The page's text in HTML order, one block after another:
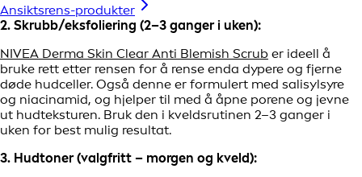
Ansiktsrens-produkter
2. Skrubb/eksfoliering (2–3 ganger i uken):
NIVEA Derma Skin Clear Anti Blemish Scrub er ideell å
bruke rett etter rensen for å rense enda dypere og fjerne
døde hudceller. Også denne er formulert med salisylsyre
og niacinamid, og hjelper til med å åpne porene og jevne
ut hudteksturen. Bruk den i kveldsrutinen 2–3 ganger i
uken for best mulig resultat.
3. Hudtoner (valgfritt – morgen og kveld):